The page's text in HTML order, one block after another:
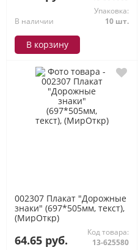
В наличии
Упаковка:
10 шт.
В корзину
002307 Плакат "Дорожные
знаки" (697*505мм, текст),
(МирОткр)
64.65 руб.
Код товара:
13-625580